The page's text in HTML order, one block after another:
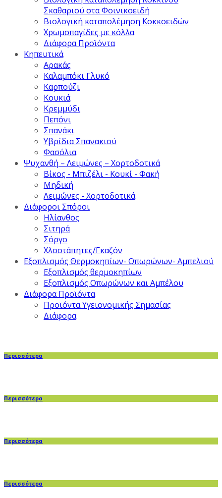
Σκαθαριού στα Φοινικοειδή
Βιολογική καταπολέμηση Κοκκοειδών
Χρωμοπαγίδες με κόλλα
Διάφορα Προϊόντα
Κηπευτικά
Αρακάς
Καλαμπόκι Γλυκό
Καρπούζι
Κουκιά
Κρεμμύδι
Πεπόνι
Σπανάκι
Υβρίδια Σπανακιού
Φασόλια
Ψυχανθή – Λειμώνες – Χορτοδοτικά
Βίκος - Μπιζέλι - Κουκί - Φακή
Μηδική
Λειμώνες - Χορτοδοτικά
Διάφοροι Σπόροι
Ηλίανθος
Σιτηρά
Σόργο
Χλοοτάπητες/Γκαζόν
Εξοπλισμός Θερμοκηπίων- Οπωρώνων- Αμπελιού
Εξοπλισμός θερμοκηπίων
Εξοπλισμός Οπωρώνων και Αμπέλου
Διάφορα Προϊόντα
Προϊόντα Υγειονομικής Σημασίας
Διάφορα
Περισσότερα
Περισσότερα
Περισσότερα
Περισσότερα